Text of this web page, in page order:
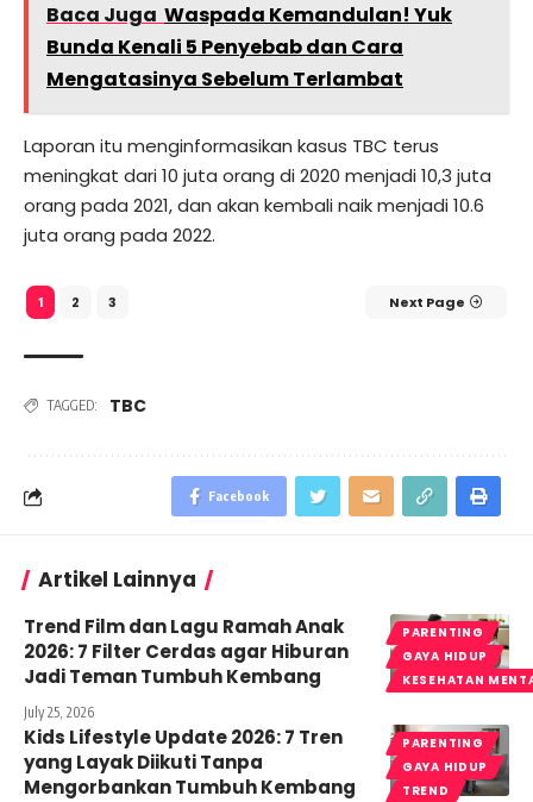
Baca Juga Waspada Kemandulan! Yuk
Bunda Kenali 5 Penyebab dan Cara
Mengatasinya Sebelum Terlambat
Laporan itu menginformasikan kasus TBC terus
meningkat dari 10 juta orang di 2020 menjadi 10,3 juta
orang pada 2021, dan akan kembali naik menjadi 10.6
juta orang pada 2022.
1 2 3 Next Page
TAGGED: TBC
Facebook
Artikel Lainnya
PARENTING
GAYA HIDUP
KESEHATAN
Trend Film dan Lagu Ramah Anak
2026: 7 Filter Cerdas agar Hiburan
Jadi Teman Tumbuh Kembang
July 25, 2026
PARENTING
GAYA HIDUP
TREND
Kids Lifestyle Update 2026: 7 Tren
yang Layak Diikuti Tanpa
Mengorbankan Tumbuh Kembang